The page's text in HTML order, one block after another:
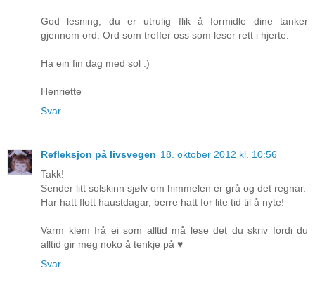
God lesning, du er utrulig flik å formidle dine tanker
gjennom ord. Ord som treffer oss som leser rett i hjerte.
Ha ein fin dag med sol :)
Henriette
Svar
Refleksjon på livsvegen 18. oktober 2012 kl. 10:56
Takk!
Sender litt solskinn sjølv om himmelen er grå og det regnar.
Har hatt flott haustdagar, berre hatt for lite tid til å nyte!
Varm klem frå ei som alltid må lese det du skriv fordi du
alltid gir meg noko å tenkje på ♥
Svar